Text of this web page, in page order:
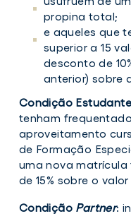
propina total;
e aqueles que
superior a 15
desconto de
anterior) sobre
Condição Estudante
tenham
aproveitamento
de Formação
uma nova
de 15% sobre o
Condição Partner: